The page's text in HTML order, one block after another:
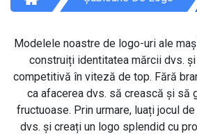
Modelele noastre de logo-uri ale
construiți identitatea mărcii dvs.
competitivă în viteză de top. Fără
ca afacerea dvs. să crească și să
fructuoase. Prin urmare, luați jocul
dvs. și creați un logo splendid cu